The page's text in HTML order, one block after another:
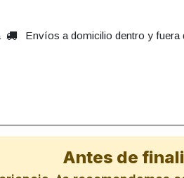
Envíos a domicilio dentro y fuera
Antes de